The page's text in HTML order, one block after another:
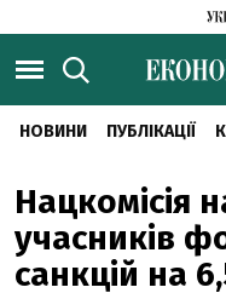
НОВИНИ ПУБЛІКАЦІЇ
Нацкомісія
учасників
санкцій на